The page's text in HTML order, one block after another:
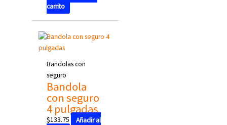
carrito
Bandolas con
seguro
Bandola
con seguro
4 pulgadas
$133.75
Añadir al